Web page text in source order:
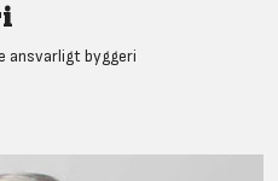
ansvarligt byggeri